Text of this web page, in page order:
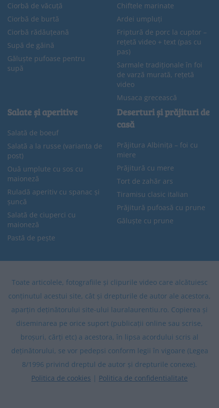
Ciorbă de văcuță
Ciorbă de burtă
Ciorbă rădăuțeană
Supă de găină
Găluște pufoase pentru
supă
Chiftele marinate
Ardei umpluți
Friptură de porc la cuptor –
rețetă video + text (pas cu
pas)
Sarmale tradiționale în foi
de varză murată, rețetă
video
Musaca grecească
Salate și aperitive
Salată de boeuf
Salată a la russe (varianta de
post)
Ouă umplute cu sos cu
maioneză
Ruladă aperitiv cu spanac și
șuncă
Salată de ciuperci cu
maioneză
Pastă de pește
Deserturi și prăjituri de
casă
Prăjitura Albinița – foi cu
miere
Prăjitură cu mere
Tort de zahăr ars
Tiramisu clasic italian
Prăjitură pufoasă cu prune
Găluște cu prune
Toate articolele, fotografiile și clipurile video care alcătuiesc
conținutul acestui site, cât și drepturile de autor ale acestora,
aparțin deținătorului site-ului lauralaurentiu.ro. Copierea și
diseminarea pe orice suport (publicații online sau scrise,
broșuri, cărți etc) a acestora, în lipsa acordului scris al
deținătorului, se vor pedepsi conform legii în vigoare (Legea
8/1996 privind dreptul de autor și drepturile conexe).
Politica de cookies | Politica de confidentialitate